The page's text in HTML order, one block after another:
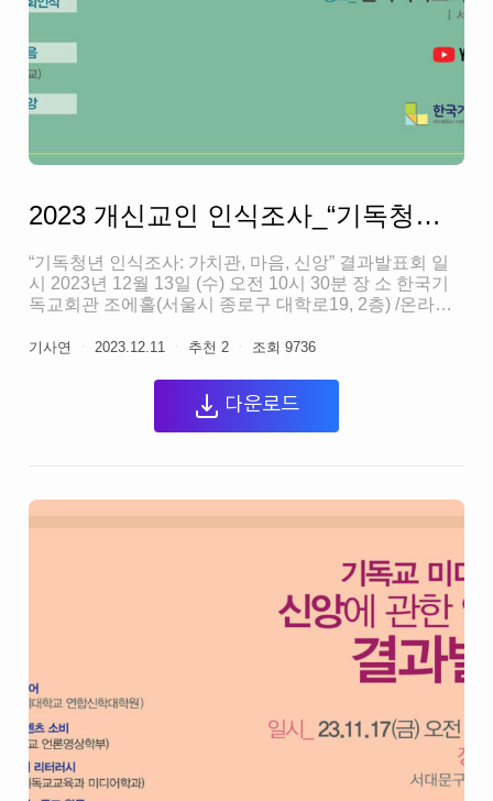
우 ①경제정책(조세, 재정, 물가)에서 긍정적 평가 23.0%,
23.5%, 부정적 평가 68.1%, ③노동정책에서 긍정적 평가
28.2%, 부정적 평가 64.0%, ④사회적 재난 대처에서 긍
정적 평가 30.5%, 부정적...
2023 개신교인 인식조사_“기독청년 인식조사: 가치관, 마음, 신앙” 결과발표회
“기독청년 인식조사: 가치관, 마음, 신앙” 결과발표회 일
시 2023년 12월 13일 (수) 오전 10시 30분 장 소 한국기
독교회관 조에홀(서울시 종로구 대학로19, 2층) /온라인
문제연구원 발표 1. 기독청년은 누구인가 김상덕 박사
박사 (성공회대학교) 3. 기독청년의 마음 송진순 박사 (이
화여자대학교) 4. 기독청년의 신앙 이민형 박사 (성결대
기사연 ㆍ 2023.12.11 ㆍ 추천 2 ㆍ 조회 9736
다운로드